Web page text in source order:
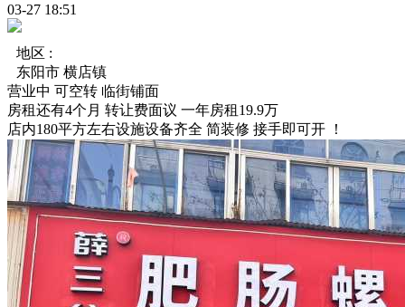
03-27 18:51
地区 :
东阳市 横店镇
营业中 可空转 临街铺面
房租还有4个月 转让费面议 一年房租19.9万
店内180平方左右设施设备齐全 简装修 接手即可开 ！